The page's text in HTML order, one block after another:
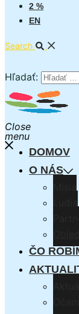
2 %
EN
Search
Hľadať:
Close
menu
DOMOV
O NÁS
ČO